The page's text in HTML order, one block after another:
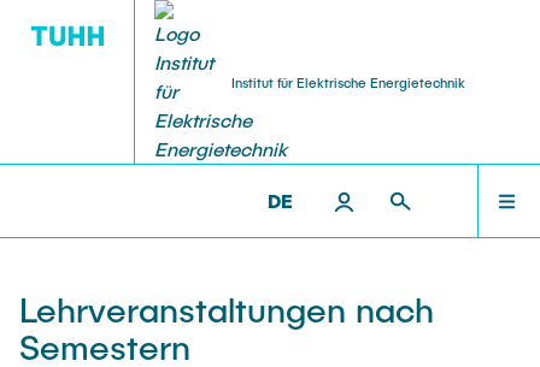
Institut für Elektrische Energietechnik
DE
Forschungsprojekte
Studentische Arbeiten
Oberingenieur
LEHRVERANSTALTUNGEN
Lehrveranstaltungen nach
Semestern